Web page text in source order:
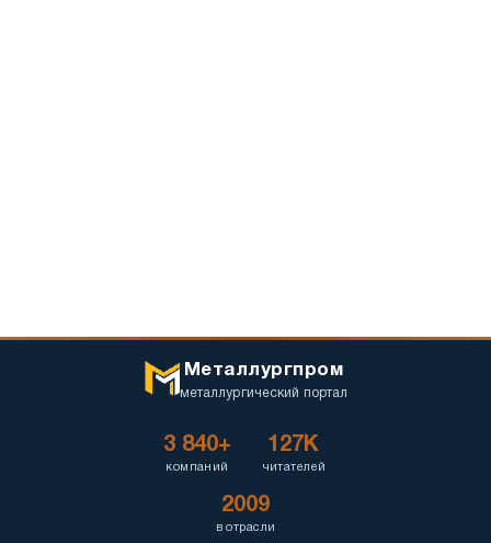
Металлургпром
металлургический портал
3 840+
компаний
127K
читателей
2009
в отрасли